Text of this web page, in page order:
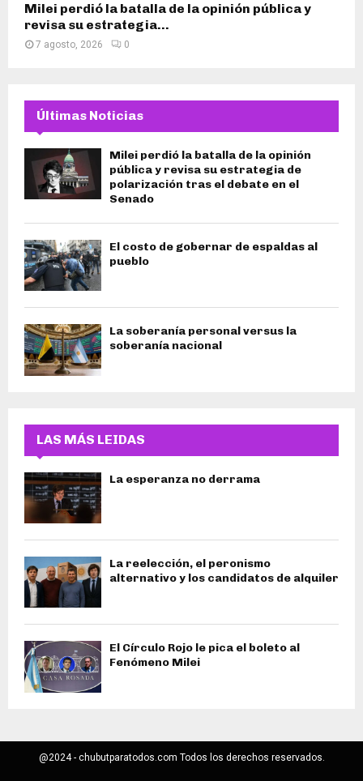
Milei perdió la batalla de la opinión pública y
revisa su estrategia...
7 agosto, 2026 0
Últimas Noticias
Milei perdió la batalla de la opinión
pública y revisa su estrategia de
polarización tras el debate en el
Senado
El costo de gobernar de espaldas al
pueblo
La soberanía personal versus la
soberanía nacional
LAS MÁS LEIDAS
La esperanza no derrama
La reelección, el peronismo
alternativo y los candidatos de alquiler
El Círculo Rojo le pica el boleto al
Fenómeno Milei
@2024 - chubutparatodos.com Todos los derechos reservados.